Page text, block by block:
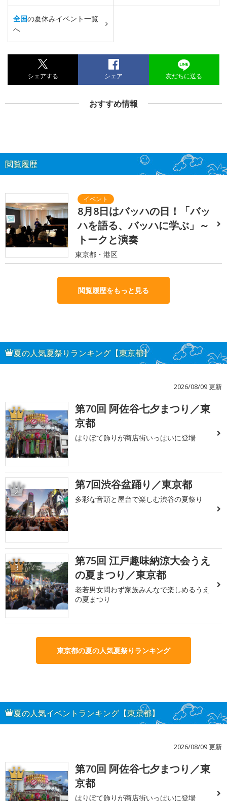
全国の夏休みイベント一覧
へ
シェアする シェア 友だちに送る
おすすめ情報
閲覧履歴
8月8日はバッハの日！「バッ
ハを語る、バッハに学ぶ」～
トークと演奏
東京都・港区
閲覧履歴をもっと見る
夏の人気夏祭りランキング【東京都】
2026/08/09 更新
1
第70回 阿佐谷七夕まつり／東
京都
はりぼて飾りが商店街いっぱいに登場
2 第7回渋谷盆踊り／東京都
多彩な音頭と屋台で楽しむ渋谷の夏祭り
3
第75回 江戸趣味納涼大会うえ
の夏まつり／東京都
老若男女問わず家族みんなで楽しめるうえ
の夏まつり
東京都の夏の人気夏祭りランキング
夏の人気イベントランキング【東京都】
2026/08/09 更新
1
第70回 阿佐谷七夕まつり／東
京都
はりぼて飾りが商店街いっぱいに登場